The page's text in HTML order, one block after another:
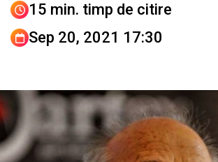
15 min. timp de citire
Sep 20, 2021 17:30